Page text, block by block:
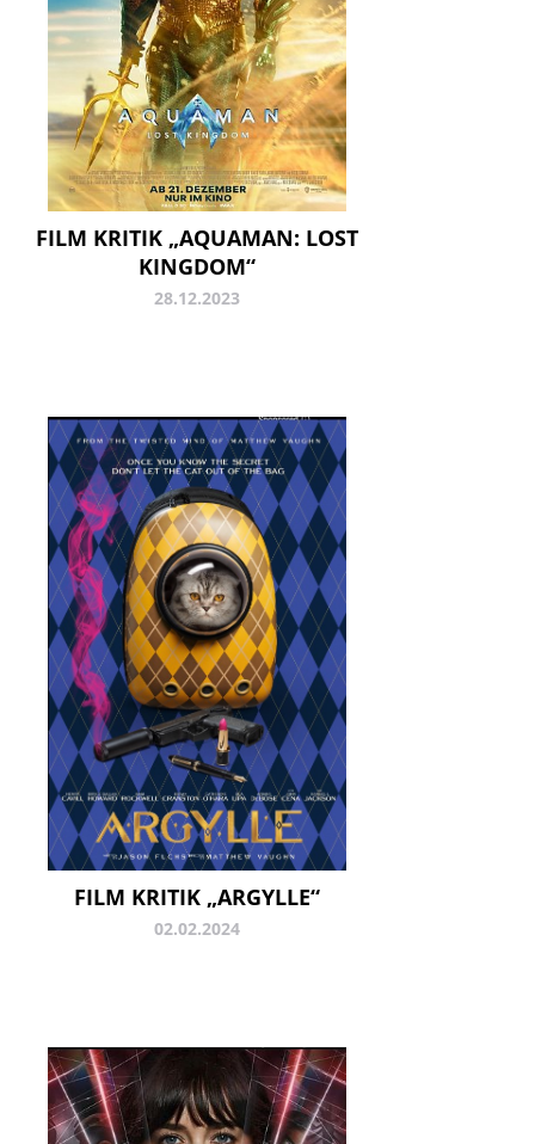
FILM KRITIK „AQUAMAN: LOST
KINGDOM“
28.12.2023
FILM KRITIK „ARGYLLE“
02.02.2024